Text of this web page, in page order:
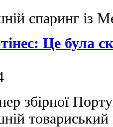
спаринг із
Це була
збірної